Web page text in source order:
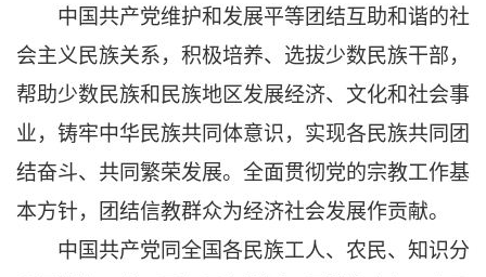
中国共产党维护和发展平等团结互助和谐的社
会主义民族关系，积极培养、选拔少数民族干部，
帮助少数民族和民族地区发展经济、文化和社会事
业，铸牢中华民族共同体意识，实现各民族共同团
结奋斗、共同繁荣发展。全面贯彻党的宗教工作基
本方针，团结信教群众为经济社会发展作贡献。
中国共产党同全国各民族工人、农民、知识分